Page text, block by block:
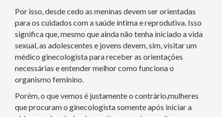
Por isso, desde cedo as meninas devem ser orientadas
para os cuidados com a saúde íntima e reprodutiva. Isso
significa que, mesmo que ainda não tenha iniciado a vida
sexual, as adolescentes e jovens devem, sim, visitar um
médico ginecologista para receber as orientações
necessárias e entender melhor como funciona o
organismo feminino.
Porém, o que vemos é justamente o contrário,mulheres
que procuram o ginecologista somente após iniciar a